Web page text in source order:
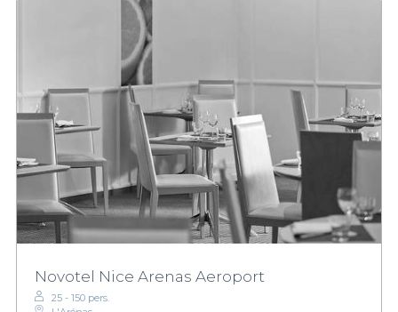
Novotel Nice Arenas Aeroport
25 - 150 pers.